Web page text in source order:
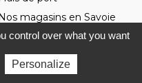
Filtrer
magasins en Savoie
sommes-nous ?
Pub d'Optique Sergent
Gérer vos cookies
control over what you want
Personalize